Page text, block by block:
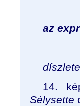
az
14.
Sélysette